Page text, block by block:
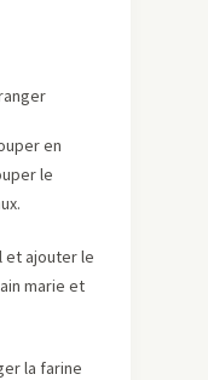
en
le
et ajouter le
marie et
la farine